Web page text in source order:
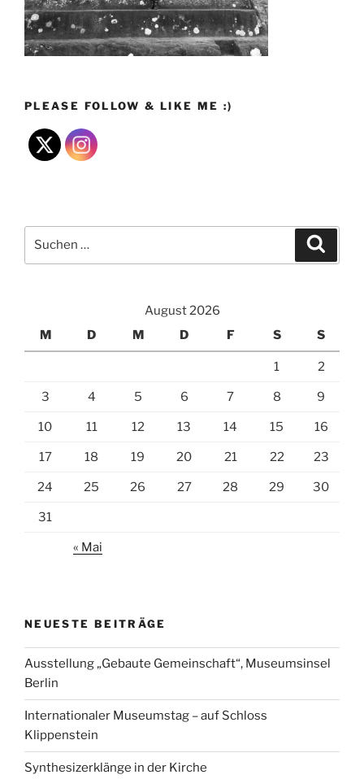
PLEASE FOLLOW & LIKE ME :)
nach:
August 2026
M
D M D F S S
1 2
3 4 5 6 7 8 9
10 11 12 13 14 15 16
17 18 19 20 21 22 23
24 25 26 27 28 29 30
31
« Mai
NEUESTE BEITRÄGE
Ausstellung „Gebaute Gemeinschaft“, Museumsinsel
Berlin
Internationaler Museumstag – auf Schloss
Klippenstein
Synthesizerklänge in der Kirche